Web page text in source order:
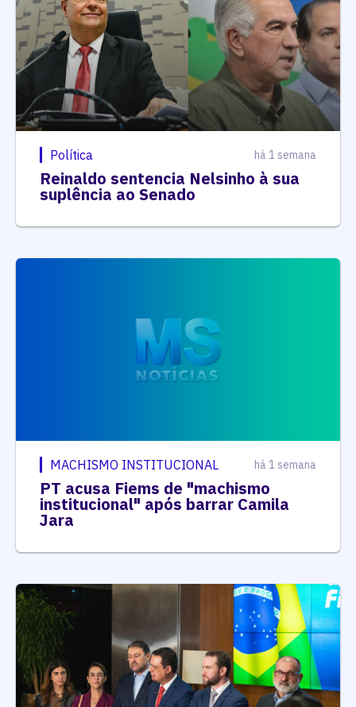
Política há 1 semana
Reinaldo sentencia Nelsinho à sua
suplência ao Senado
MACHISMO INSTITUCIONAL há 1 semana
PT acusa Fiems de "machismo
institucional" após barrar Camila
Jara